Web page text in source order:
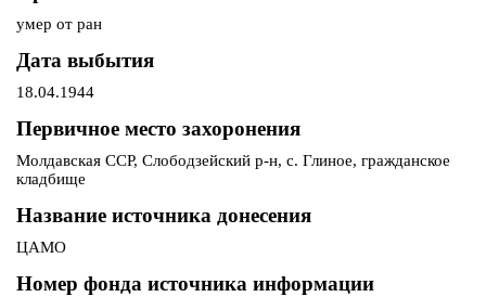
умер от ран
Дата выбытия
18.04.1944
Первичное место захоронения
Молдавская ССР, Слободзейский р-н, с. Глиное, гражданское
кладбище
Название источника донесения
ЦАМО
Номер фонда источника информации